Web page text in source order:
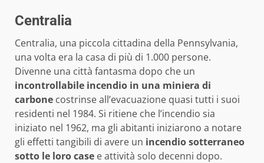
Centralia
Centralia, una piccola cittadina della Pennsylvania,
una volta era la casa di più di 1.000 persone.
Divenne una città fantasma dopo che un
incontrollabile incendio in una miniera di
carbone costrinse all’evacuazione quasi tutti i suoi
residenti nel 1984. Si ritiene che l’incendio sia
iniziato nel 1962, ma gli abitanti iniziarono a notare
gli effetti tangibili di avere un incendio sotterraneo
sotto le loro case e attività solo decenni dopo.